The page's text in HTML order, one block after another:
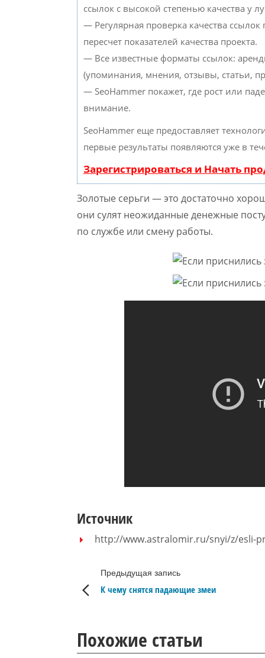
ссылок с высокой степенью качества у
— Регулярная проверка качества
пересчет показателей качества проекта.
— Все известные форматы ссылок:
(упоминания, мнения, отзывы, статьи,
— SeoHammer покажет, где рост или
внимание.
SeoHammer еще предоставляет
первые результаты появляются уже в
Зарегистрироваться и Начать
Золотые серьги — это достаточно
они сулят неожиданные денежные
по службе или смену работы.
Источник
http://www.astralomir.ru/snyi/z/esli-
Предыдущая запись
К чему снятся падающие змеи
Похожие статьи